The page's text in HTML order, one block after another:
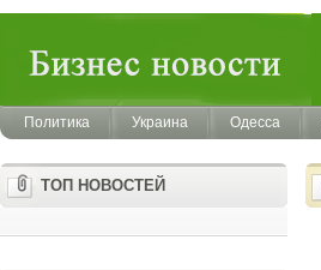
Политика Украина Одесса
ТОП НОВОСТЕЙ